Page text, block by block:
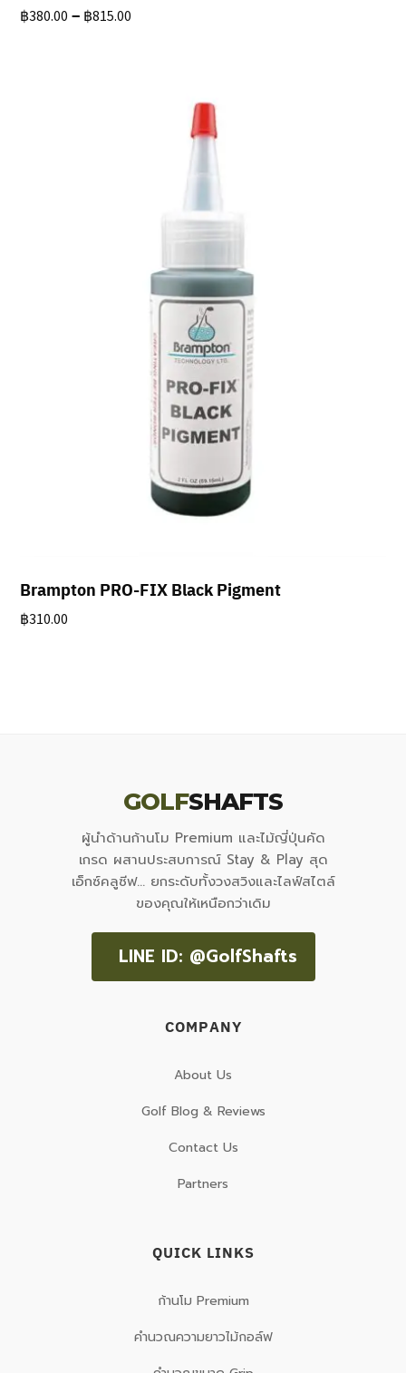
฿380.00 – ฿815.00
Brampton PRO-FIX Black Pigment
฿310.00
GOLFSHAFTS
ผู้นำด้านก้านโม Premium และไม้ญี่ปุ่นคัด
เกรด ผสานประสบการณ์ Stay & Play สุด
เอ็กซ์คลูซีฟ... ยกระดับทั้งวงสวิงและไลฟ์สไตล์
ของคุณให้เหนือกว่าเดิม
LINE ID: @GolfShafts
COMPANY
About Us
Golf Blog & Reviews
Contact Us
Partners
QUICK LINKS
ก้านโม Premium
คำนวณความยาวไม้กอล์ฟ